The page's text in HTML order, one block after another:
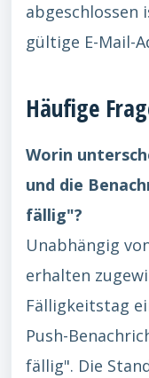
abgeschlossen
gültige E-Mail-
Häufige
Worin
und die
fällig"?
Unabhängig
erhalten
Fälligkeitstag
Push-
fällig". Die